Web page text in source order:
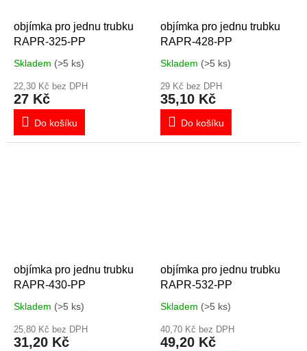
objímka pro jednu trubku
RAPR-325-PP
Skladem (>5 ks)
22,30 Kč bez DPH
27 Kč
Do košíku
objímka pro jednu trubku
RAPR-428-PP
Skladem (>5 ks)
29 Kč bez DPH
35,10 Kč
Do košíku
objímka pro jednu trubku
RAPR-430-PP
Skladem (>5 ks)
25,80 Kč bez DPH
31,20 Kč
objímka pro jednu trubku
RAPR-532-PP
Skladem (>5 ks)
40,70 Kč bez DPH
49,20 Kč